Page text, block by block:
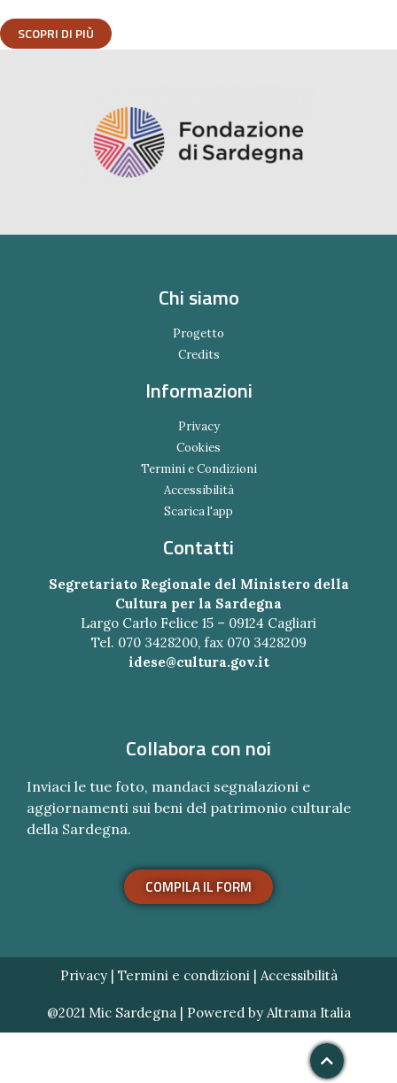
SCOPRI DI PIÙ
Chi siamo
Progetto
Credits
Informazioni
Privacy
Cookies
Termini e Condizioni
Accessibilità
Scarica l'app
Contatti
Segretariato Regionale del Ministero della
Cultura per la Sardegna
Largo Carlo Felice 15 – 09124 Cagliari
Tel. 070 3428200, fax 070 3428209
idese@cultura.gov.it
Collabora con noi
Inviaci le tue foto, mandaci segnalazioni e
aggiornamenti sui beni del patrimonio culturale
della Sardegna.
COMPILA IL FORM
Privacy| Termini e condizioni| Accessibilità
@2021 Mic Sardegna | Powered by Altrama Italia